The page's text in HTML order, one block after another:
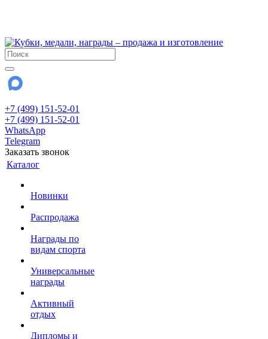
+7 (499) 151-52-01
+7 (499) 151-52-01
WhatsApp
Telegram
Заказать звонок
Каталог
Новинки
Распродажа
Награды по
видам спорта
Универсальные
награды
Активный
отдых
Дипломы и